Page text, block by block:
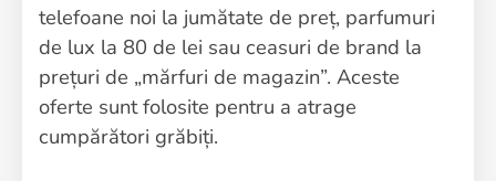
telefoane noi la jumătate de preț, parfumuri
de lux la 80 de lei sau ceasuri de brand la
prețuri de „mărfuri de magazin”. Aceste
oferte sunt folosite pentru a atrage
cumpărători grăbiți.